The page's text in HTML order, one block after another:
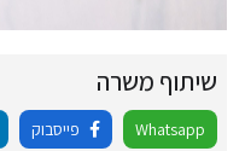
שיתוף משרה
Whatsapp פייסבוק